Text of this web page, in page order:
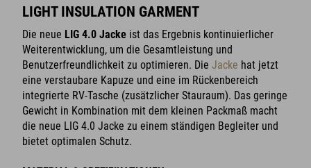
LIGHT INSULATION GARMENT
Die neue LIG 4.0 Jacke ist das Ergebnis kontinuierlicher
Weiterentwicklung, um die Gesamtleistung und
Benutzerfreundlichkeit zu optimieren. Die Jacke hat jetzt
eine verstaubare Kapuze und eine im Rückenbereich
integrierte RV-Tasche (zusätzlicher Stauraum). Das geringe
Gewicht in Kombination mit dem kleinen Packmaß macht
die neue LIG 4.0 Jacke zu einem ständigen Begleiter und
bietet optimalen Schutz.